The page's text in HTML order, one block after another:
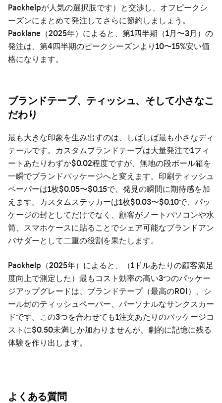
Packhelpが人気の選択肢です）と交渉し、オフピークシ
ーズンにまとめて発注してさらに節約しましょう。
Packlane（2025年）によると、第1四半期（1月〜3月）の
発注は、第4四半期のピークシーズンより10〜15%安い価
格になります。
ブランドテープ、ティッシュ、そして小さなこ
だわり
最も大きな印象を生み出すのは、しばしば最も小さなディ
テールです。カスタムブランドテープは大量発注で1フィ
ートあたりわずか$0.02程度ですが、無地の段ボール箱を
一瞬でブランドパッケージへと変えます。印刷ティッシュ
ペーパーは1枚$0.05〜$0.15で、発見の瞬間に期待感を加
えます。カスタムステッカーは1枚$0.03〜$0.10で、パッ
ケージの封としてだけでなく、顧客がノートパソコンや水
筒、スマホケースに貼ることでシェア可能なブランドアン
バサダーとして二重の役割を果たします。
Packhelp（2025年）によると、（1ドルあたりの顧客満足
度向上で測定した）最もコスト効率の高い3つのパッケー
ジアップグレードは、ブランドテープ（最高のROI）、シ
ール封のティッシュペーパー、パーソナルなサンクスカー
ドです。この3つを合わせても1注文あたりのパッケージコ
ストに$0.50未満しか加わりませんが、劇的に記憶に残る
体験を作り出します。
よくある質問